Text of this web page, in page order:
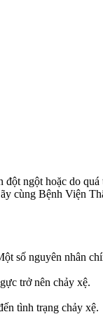
ngột hoặc do
cùng Bệnh Viện
số nguyên nhân
trở nên chảy xệ.
tình trạng chảy xệ.